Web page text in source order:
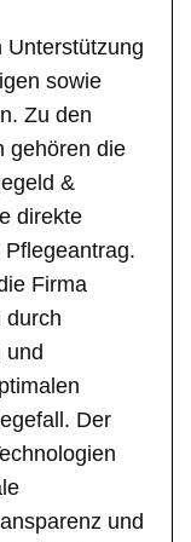
Unterstützung
sowie
Zu den
gehören die
&
direkte
Firma
durch
und
Der
und